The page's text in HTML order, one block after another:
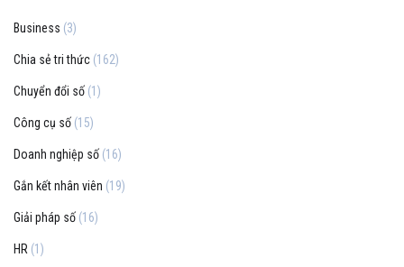
Business (3)
Chia sẻ tri thức (162)
Chuyển đổi số (1)
Công cụ số (15)
Doanh nghiệp số (16)
Gắn kết nhân viên (19)
Giải pháp số (16)
HR (1)